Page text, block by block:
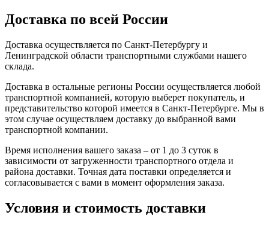
Доставка по всей России
Доставка осуществляется по Санкт-Петербургу и
Ленинградской области транспортными службами нашего
склада.
Доставка в остальные регионы России осуществляется любой
транспортной компанией, которую выберет покупатель, и
представительство которой имеется в Санкт-Петербурге. Мы в
этом случае осуществляем доставку до выбранной вами
транспортной компании.
Время исполнения вашего заказа – от 1 до 3 суток в
зависимости от загруженности транспортного отдела и
района доставки. Точная дата поставки определяется и
согласовывается с вами в момент оформления заказа.
Условия и стоимость доставки